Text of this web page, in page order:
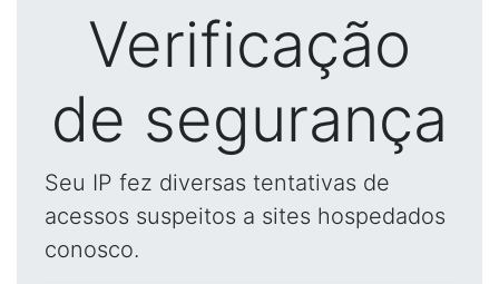
Verificação
de segurança
Seu IP fez diversas tentativas de
acessos suspeitos a sites hospedados
conosco.